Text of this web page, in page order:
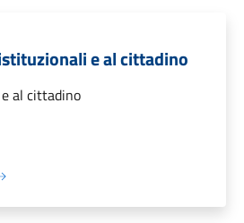
e al cittadino
al cittadino